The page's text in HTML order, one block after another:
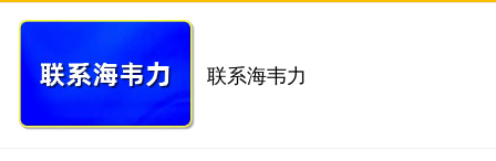
联系海韦力